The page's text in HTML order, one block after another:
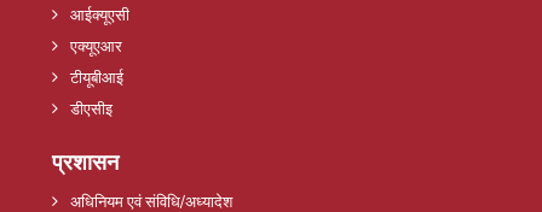
आईक्यूएसी
एक्यूएआर
टीयूबीआई
डीएसीइ
प्रशासन
अधिनियम एवं संविधि/अध्यादेश